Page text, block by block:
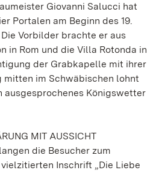
Giovanni Salucci hat
Portalen am Beginn des 19.
Vorbilder brachte er aus
in Rom und die Villa Rotonda in
der Grabkapelle mit ihrer
mitten im Schwäbischen lohnt
ausgesprochenes Königswetter
MIT AUSSICHT
die Besucher zum
Inschrift „Die Liebe